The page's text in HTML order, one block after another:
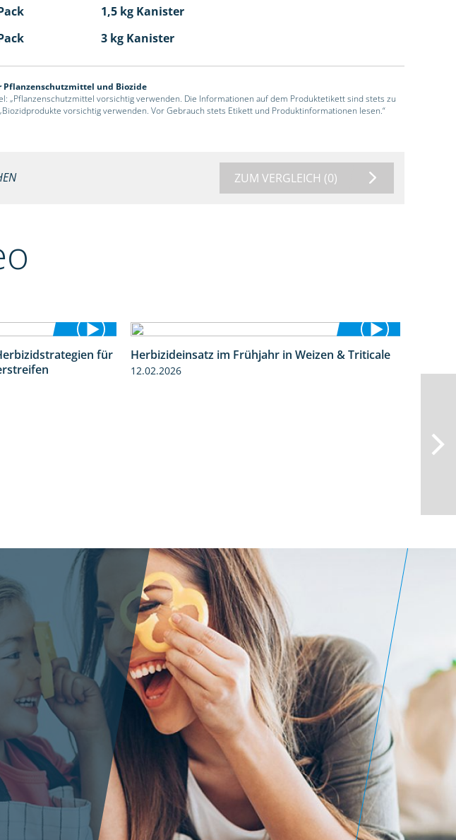
1,5 kg Kanister
3 kg Kanister
und Biozide
„Pflanzenschutzmittel vorsichtig verwenden. Die Informationen auf dem Produktetikett sind stets zu
vorsichtig verwenden. Vor Gebrauch stets Etikett und Produktinformationen lesen.“
ZUM VERGLEICH (0)
3:32für
2:39
Herbizideinsatz im Frühjahr in Weizen & Triticale
12.02.2026